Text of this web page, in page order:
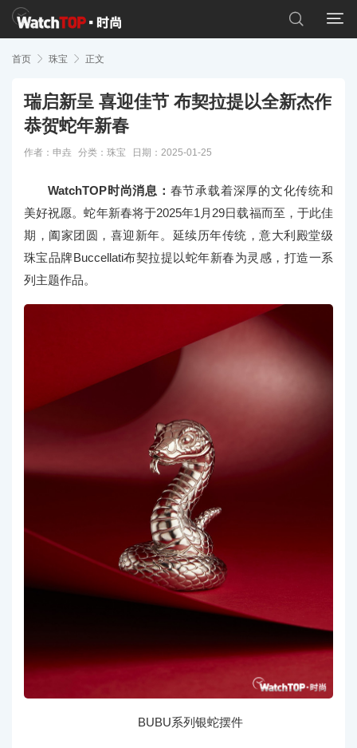


首页  珠宝  正文
瑞启新呈 喜迎佳节 布契拉提以全新杰作
恭贺蛇年新春
作者：申垚 分类： 珠宝 日期：2025-01-25
WatchTOP时尚消息： 春节承载着深厚的文化传统和
美好祝愿。蛇年新春将于2025年1月29日载福而至，于此佳
期，阖家团圆，喜迎新年。延续历年传统，意大利殿堂级
珠宝品牌Buccellati布契拉提以蛇年新春为灵感，打造一系
列主题作品。
BUBU系列银蛇摆件